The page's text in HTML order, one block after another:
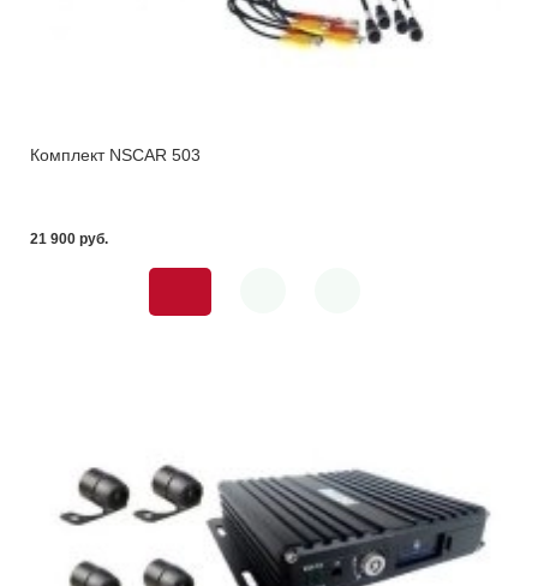
Комплект NSCAR 503
21 900 pуб.